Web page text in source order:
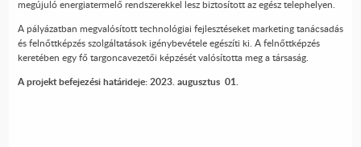
megújuló energiatermelő rendszerekkel lesz biztosított az egész telephelyen.
A pályázatban megvalósított technológiai fejlesztéseket marketing tanácsadás
és felnőttképzés szolgáltatások igénybevétele egészíti ki. A felnőttképzés
keretében egy fő targoncavezetői képzését valósította meg a társaság.
A projekt befejezési határideje: 2023. augusztus 01.